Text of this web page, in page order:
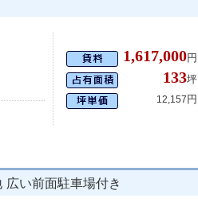
1,617,000円
133坪
12,157 円
い前面駐車場付き